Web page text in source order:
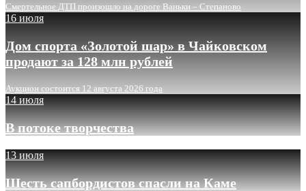
Смертельное ДТП произошло на дороге Ваньки – Степаново
16 июля
Дом спорта «Золотой шар» в Чайковском
продают за 128 млн рублей
Аукцион состоится 12 августа 2026 года
14 июля
В потоке творчества
13 июля
Шесть сапбордистов спасли на Каме